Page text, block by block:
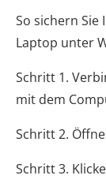
So sichern Sie
Laptop unter
Schritt 1.
mit dem
Schritt 2.
Schritt 3.